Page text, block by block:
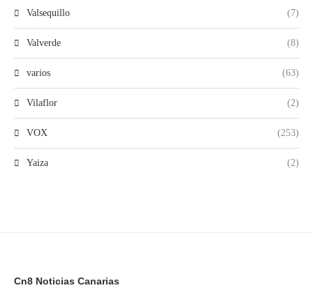
Valsequillo (7)
Valverde (8)
varios (63)
Vilaflor (2)
VOX (253)
Yaiza (2)
Cn8 Noticias Canarias